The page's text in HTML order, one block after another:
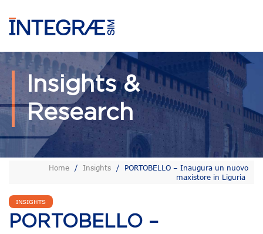
Insights &
Research
Home / Insights /
PORTOBELLO – Inaugura un nuovo
maxistore in Liguria
INSIGHTS
PORTOBELLO –